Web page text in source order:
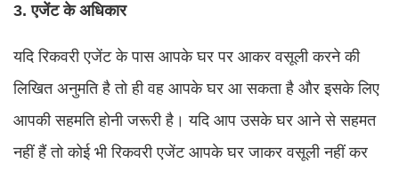
3. एजेंट के अधिकार
यदि रिकवरी एजेंट के पास आपके घर पर आकर वसूली करने की
लिखित अनुमति है तो ही वह आपके घर आ सकता है और इसके लिए
आपकी सहमति होनी जरूरी है। यदि आप उसके घर आने से सहमत
नहीं हैं तो कोई भी रिकवरी एजेंट आपके घर जाकर वसूली नहीं कर